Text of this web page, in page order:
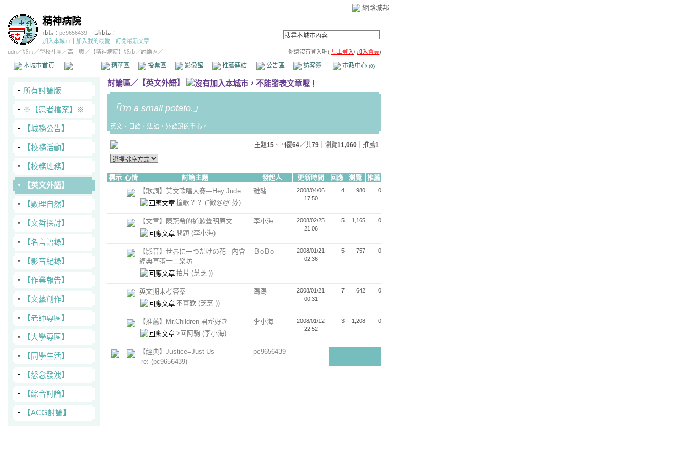
網路城邦
精神病院
市長： pc9656439
副市長：
加入本城市
加入我的最愛
訂閱最新文章
udn／城市／學校社團 ／高中職／ 【精神病院】城市／討論區／ 你還沒有登入喔( 馬上登入/ 加入會員)
本城市首頁 精華區 投票區 影像館 推薦連結 公告區 訪客簿 市政中心 (0)
‧ 所有討論版
‧ ※【患者檔案】※
‧ 【城務公告】
‧ 【校務活動】
‧ 【校務班務】
‧ 【英文外語】
‧ 【數理自然】
‧ 【文哲探討】
‧ 【名言語錄】
‧ 【影音紀錄】
‧ 【作業報告】
‧ 【文藝創作】
‧ 【老師專區】
‧ 【大學專區】
‧ 【同學生活】
‧ 【怨念發洩】
‧ 【綜合討論】
‧ 【ACG討論】
討論區／ 【英文外語】
「I'm a small potato.」
英文、日語、法語，外語班的重心。
主題15 、回覆64／共79 ｜瀏覽11,060 ｜推薦1
標示 心情 討論主題 發起人 更新時間 回應 瀏覽
推薦
【歌詞】英文歌唱大賽—Hey Jude
撞歌？？ ("微@@"芬)
雅豬
2008/04/06
17:50
4 980 0
【文章】陳冠希的道歉聲明原文
問題 (李小海)
李小海
2008/02/25
21:06
5 1,165 0
【影音】世界に一つだけの花 - 內含
經典草彅十二樂坊
拍片 (芝芝:))
ＢoＢo
2008/01/21
02:36
5 757 0
英文期末考答案
不喜歡 (芝芝:))
踢踢
2008/01/21
00:31
7 642 0
【推薦】Mr.Children 君が好き
>回阿駒 (李小海)
李小海
2008/01/12
22:52
3 1,208 0
【經典】Justice=Just Us
re:(pc9656439)
pc9656439